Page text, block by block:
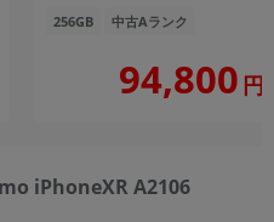
256GB 中古Aランク
94,800 円
iPhoneXR A2106